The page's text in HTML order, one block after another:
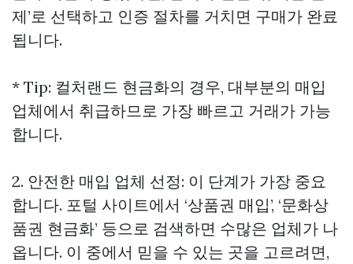
제’로 선택하고 인증 절차를 거치면 구매가 완료
됩니다.
* Tip: 컬처랜드 현금화의 경우, 대부분의 매입
업체에서 취급하므로 가장 빠르고 거래가 가능
합니다.
2. 안전한 매입 업체 선정: 이 단계가 가장 중요
합니다. 포털 사이트에서 ‘상품권 매입’, ‘문화상
품권 현금화’ 등으로 검색하면 수많은 업체가 나
옵니다. 이 중에서 믿을 수 있는 곳을 고르려면,